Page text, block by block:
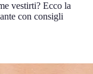
vestirti? Ecco la
con consigli